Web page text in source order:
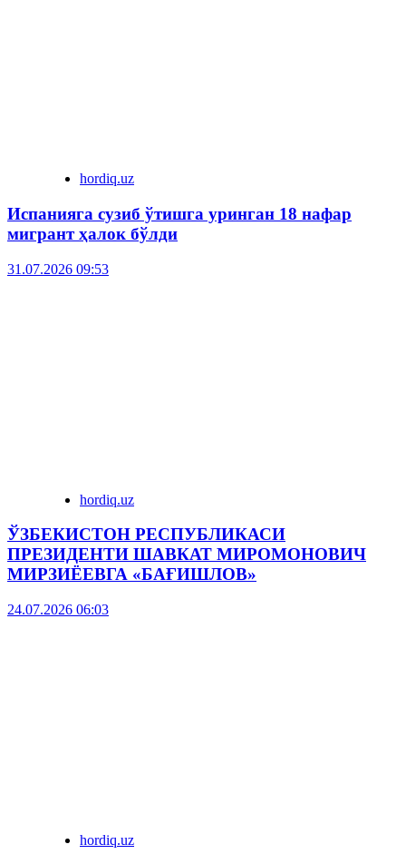
hordiq.uz
Испанияга сузиб ўтишга уринган 18 нафар
мигрант ҳалок бўлди
31.07.2026 09:53
hordiq.uz
ЎЗБЕКИСТОН РЕСПУБЛИКАСИ
ПРЕЗИДЕНТИ ШАВКАТ МИРОМОНОВИЧ
МИРЗИЁЕВГА «БАҒИШЛОВ»
24.07.2026 06:03
hordiq.uz